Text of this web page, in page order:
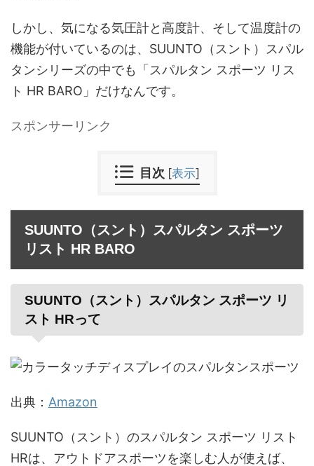
しかし、気になる気圧計と高度計、そして温度計の
機能が付いているのは、SUUNTO（スント）スパル
タンシリーズの中でも「スパルタン スポーツ リス
ト HR BARO」だけなんです。
スポンサーリンク
目次 [表示]
SUUNTO（スント）スパルタン スポーツ
リスト HR BARO
SUUNTO（スント）スパルタン スポーツ リ
スト HRって
出典： Amazon
SUUNTO（スント）のスパルタン スポーツ リスト
HRは、アウトドアスポーツを楽しむ人が使えば、